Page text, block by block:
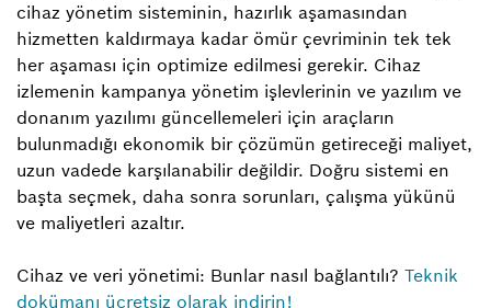
cihaz yönetim sisteminin, hazırlık aşamasından
hizmetten kaldırmaya kadar ömür çevriminin tek tek
her aşaması için optimize edilmesi gerekir. Cihaz
izlemenin kampanya yönetim işlevlerinin ve yazılım ve
donanım yazılımı güncellemeleri için araçların
bulunmadığı ekonomik bir çözümün getireceği maliyet,
uzun vadede karşılanabilir değildir. Doğru sistemi en
başta seçmek, daha sonra sorunları, çalışma yükünü
ve maliyetleri azaltır.
Cihaz ve veri yönetimi: Bunlar nasıl bağlantılı? Teknik
dokümanı ücretsiz olarak indirin!